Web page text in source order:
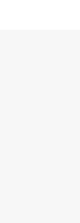
соответствии с